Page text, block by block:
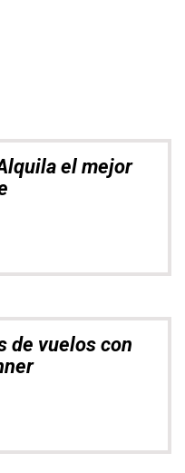
el mejor
de vuelos con